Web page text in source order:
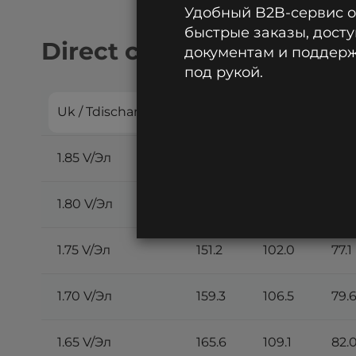
Direct current
Uk / Tdischarge
1.85 V/Эл
1.80 V/Эл
1.75 V/Эл 151.2 102.0 77.1
1.70 V/Эл 159.3 106.5 79.6
1.65 V/Эл 165.6 109.1 82.0
Удобный B2B-сервис
быстрые заказы,
документам и
под рукой.